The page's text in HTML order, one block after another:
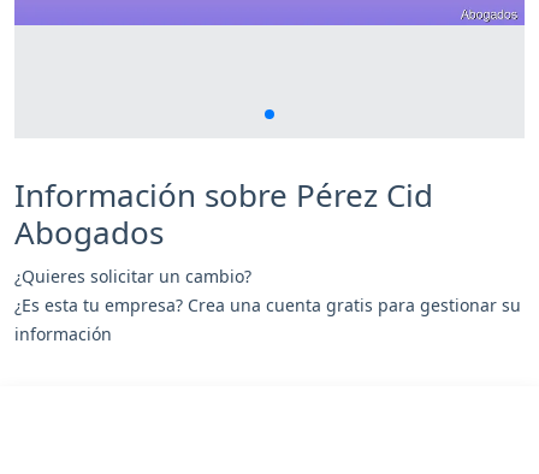
Información sobre Pérez Cid
Abogados
¿Quieres solicitar un cambio?
¿Es esta tu empresa? Crea una cuenta gratis para gestionar su
información